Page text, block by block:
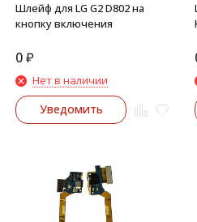
Шлейф для LG G2 D802 на
кнопку включения
0₽
Нет в наличии
Уведомить